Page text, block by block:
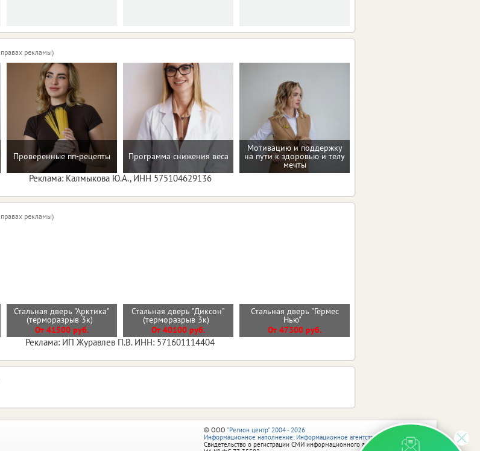
рекламы)
Проверенные пп-рецепты Программа снижения веса
Мотивацию и поддержку
на пути к здоровью и телу
мечты
Реклама: Калмыкова Ю.А., ИНН 575104629136
рекламы)
Стальная дверь "Арктика"
(терморазрыв 3к)
От 41500 руб.
Стальная дверь "Диксон"
(терморазрыв 3к)
От 40100 руб.
Стальная дверь "Гермес
Нью"
От 47300 руб.
Реклама: ИП Журавлев П.В. ИНН: 571601114404
© ООО "Регион центр" 2004 - 2026
Информационное наполнение: Информационное агентство vRossii.ru
Свидетельство о регистрации СМИ информационного агентства vRossii.ru